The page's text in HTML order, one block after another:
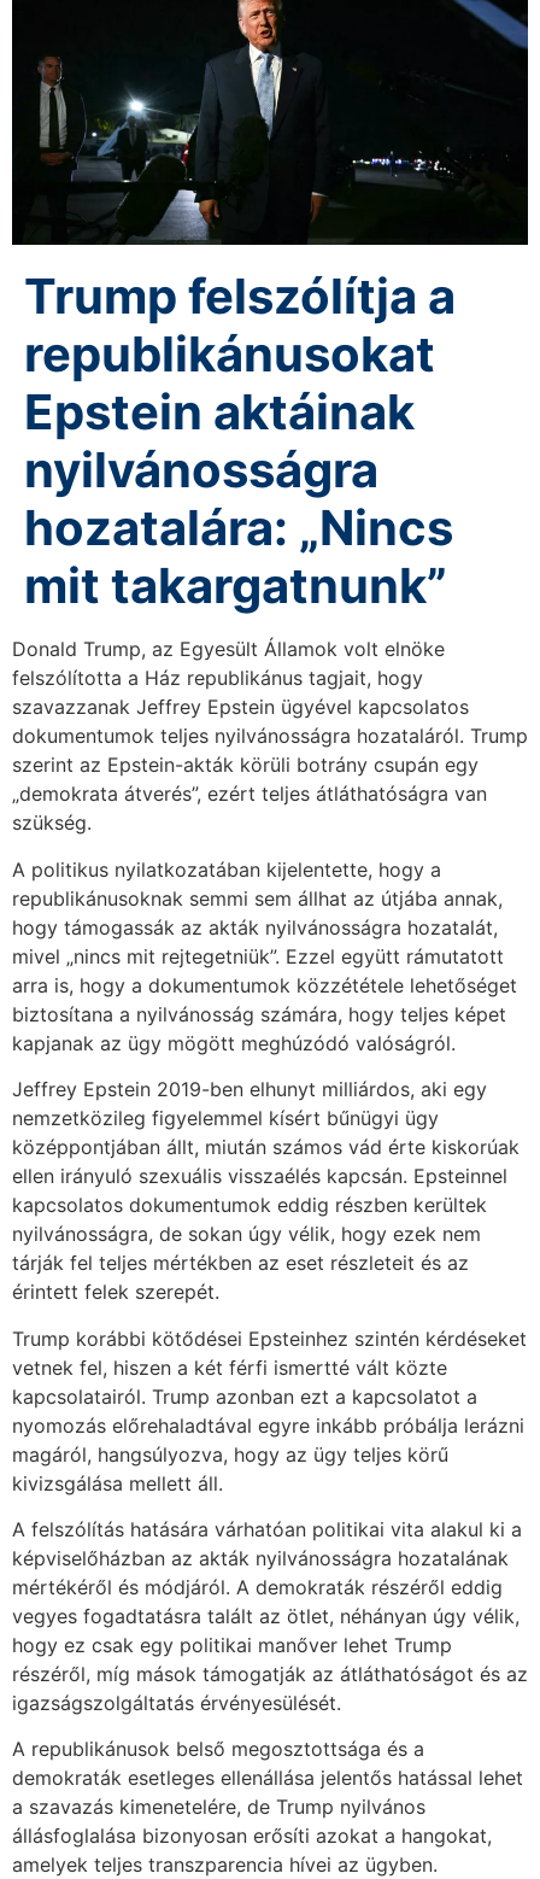
Trump felszólítja a
republikánusokat
Epstein aktáinak
nyilvánosságra
hozatalára: „Nincs
mit takargatnunk”
Donald Trump, az Egyesült Államok volt elnöke
felszólította a Ház republikánus tagjait, hogy
szavazzanak Jeffrey Epstein ügyével kapcsolatos
dokumentumok teljes nyilvánosságra hozataláról. Trump
szerint az Epstein-akták körüli botrány csupán egy
„demokrata átverés”, ezért teljes átláthatóságra van
szükség.
A politikus nyilatkozatában kijelentette, hogy a
republikánusoknak semmi sem állhat az útjába annak,
hogy támogassák az akták nyilvánosságra hozatalát,
mivel „nincs mit rejtegetniük”. Ezzel együtt rámutatott
arra is, hogy a dokumentumok közzététele lehetőséget
biztosítana a nyilvánosság számára, hogy teljes képet
kapjanak az ügy mögött meghúzódó valóságról.
Jeffrey Epstein 2019-ben elhunyt milliárdos, aki egy
nemzetközileg figyelemmel kísért bűnügyi ügy
középpontjában állt, miután számos vád érte kiskorúak
ellen irányuló szexuális visszaélés kapcsán. Epsteinnel
kapcsolatos dokumentumok eddig részben kerültek
nyilvánosságra, de sokan úgy vélik, hogy ezek nem
tárják fel teljes mértékben az eset részleteit és az
érintett felek szerepét.
Trump korábbi kötődései Epsteinhez szintén kérdéseket
vetnek fel, hiszen a két férfi ismertté vált közte
kapcsolatairól. Trump azonban ezt a kapcsolatot a
nyomozás előrehaladtával egyre inkább próbálja lerázni
magáról, hangsúlyozva, hogy az ügy teljes körű
kivizsgálása mellett áll.
A felszólítás hatására várhatóan politikai vita alakul ki a
képviselőházban az akták nyilvánosságra hozatalának
mértékéről és módjáról. A demokraták részéről eddig
vegyes fogadtatásra talált az ötlet, néhányan úgy vélik,
hogy ez csak egy politikai manőver lehet Trump
részéről, míg mások támogatják az átláthatóságot és az
igazságszolgáltatás érvényesülését.
A republikánusok belső megosztottsága és a
demokraták esetleges ellenállása jelentős hatással lehet
a szavazás kimenetelére, de Trump nyilvános
állásfoglalása bizonyosan erősíti azokat a hangokat,
amelyek teljes transzparencia hívei az ügyben.